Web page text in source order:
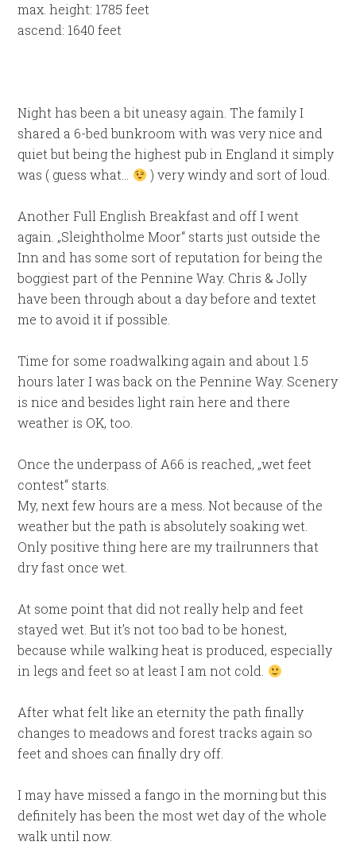
max. height: 1785 feet
ascend: 1640 feet
Night has been a bit uneasy again. The family I
shared a 6-bed bunkroom with was very nice and
quiet but being the highest pub in England it simply
was ( guess what…
) very windy and sort of loud.
Another Full English Breakfast and off I went
again. „Sleightholme Moor“ starts just outside the
Inn and has some sort of reputation for being the
boggiest part of the Pennine Way. Chris & Jolly
have been through about a day before and textet
me to avoid it if possible.
Time for some roadwalking again and about 1.5
hours later I was back on the Pennine Way. Scenery
is nice and besides light rain here and there
weather is OK, too.
Once the underpass of A66 is reached, „wet feet
contest“ starts.
My, next few hours are a mess. Not because of the
weather but the path is absolutely soaking wet.
Only positive thing here are my trailrunners that
dry fast once wet.
At some point that did not really help and feet
stayed wet. But it’s not too bad to be honest,
because while walking heat is produced, especially
in legs and feet so at least I am not cold.
After what felt like an eternity the path finally
changes to meadows and forest tracks again so
feet and shoes can finally dry off.
I may have missed a fango in the morning but this
definitely has been the most wet day of the whole
walk until now.